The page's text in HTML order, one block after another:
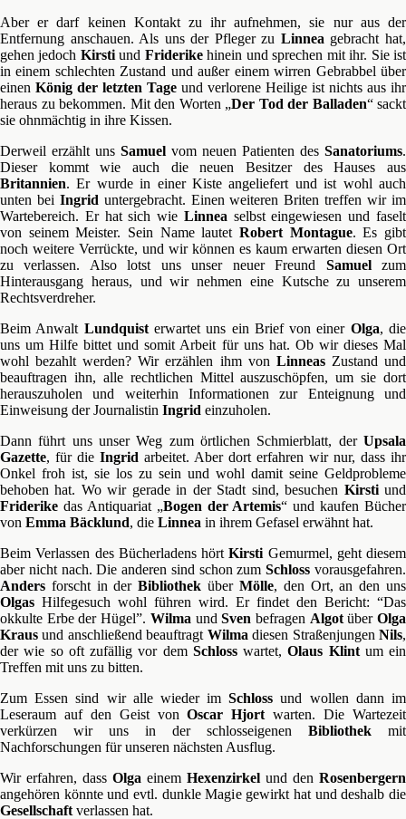
Aber er darf keinen Kontakt zu ihr aufnehmen, sie nur aus der
Entfernung anschauen. Als uns der Pfleger zu Linnea gebracht hat,
gehen jedoch Kirstiund Friderikehinein und sprechen mit ihr. Sie ist
in einem schlechten Zustand und außer einem wirren Gebrabbel über
einen König der letzten Tage und verlorene Heilige ist nichts aus ihr
heraus zu bekommen. Mit den Worten „Der Tod der Balladen“ sackt
sie ohnmächtig in ihre Kissen.
Derweil erzählt uns Samuel vom neuen Patienten des Sanatoriums.
Dieser kommt wie auch die neuen Besitzer des Hauses aus
Britannien. Er wurde in einer Kiste angeliefert und ist wohl auch
unten bei Ingrid untergebracht. Einen weiteren Briten treffen wir im
Wartebereich. Er hat sich wie Linnea selbst eingewiesen und faselt
von seinem Meister. Sein Name lautet Robert Montague. Es gibt
noch weitere Verrückte, und wir können es kaum erwarten diesen Ort
zu verlassen. Also lotst uns unser neuer Freund Samuelzum
Hinterausgang heraus, und wir nehmen eine Kutsche zu unserem
Rechtsverdreher.
Beim Anwalt Lundquisterwartet uns ein Brief von einer Olga, die
uns um Hilfe bittet und somit Arbeit für uns hat. Ob wir dieses Mal
wohl bezahlt werden? Wir erzählen ihm von LinneasZustand und
beauftragen ihn, alle rechtlichen Mittel auszuschöpfen, um sie dort
herauszuholen und weiterhin Informationen zur Enteignung und
Einweisung der Journalistin Ingrid einzuholen.
Dann führt uns unser Weg zum örtlichen Schmierblatt, der Upsala
Gazette, für die Ingrid arbeitet. Aber dort erfahren wir nur, dass ihr
Onkel froh ist, sie los zu sein und wohl damit seine Geldprobleme
behoben hat. Wo wir gerade in der Stadt sind, besuchen Kirstiund
Friderike das Antiquariat „Bogen der Artemis“ und kaufen Bücher
von Emma Bäcklund, die Linnea in ihrem Gefasel erwähnt hat.
Beim Verlassen des Bücherladens hörtKirsti Gemurmel, geht diesem
aber nicht nach. Die anderen sind schon zumSchloss vorausgefahren.
Anders forscht in derBibliothek über Mölle, den Ort, an den uns
Olgas Hilfegesuch wohl führen wird. Er findet den Bericht: “Das
okkulte Erbe der Hügel”. Wilma undSven befragen AlgotüberOlga
Kraus und anschließend beauftragt Wilma diesen StraßenjungenNils,
der wie so oft zufällig vor dem Schlosswartet,Olaus Klintum ein
Treffen mit uns zu bitten.
Zum Essen sind wir alle wieder imSchloss und wollen dann im
Leseraum auf den Geist vonOscar Hjort warten. Die Wartezeit
verkürzen wir uns in der schlosseigenen Bibliothek mit
Nachforschungen für unseren nächsten Ausflug.
Wir erfahren, dass Olga einem Hexenzirkel und den Rosenbergern
angehören könnte und evtl. dunkle Magie gewirkt hat und deshalb die
Gesellschaft verlassen hat.